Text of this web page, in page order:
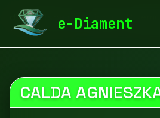
e-Diament
diamentspa.pl
CALDA